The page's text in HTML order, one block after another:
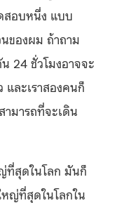
สอบหนึ่ง แบบ
ของผม ถ้าถาม
24 ชั่วโมงอาจจะ
และเราสองคนก็
ามารถที่จะเดิน
ที่สุดในโลก มันก็
ญ่ที่สุดในโลกใน